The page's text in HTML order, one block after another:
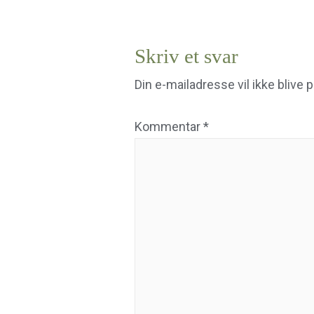
Skriv et svar
Din e-mailadresse vil ikke blive
Kommentar*